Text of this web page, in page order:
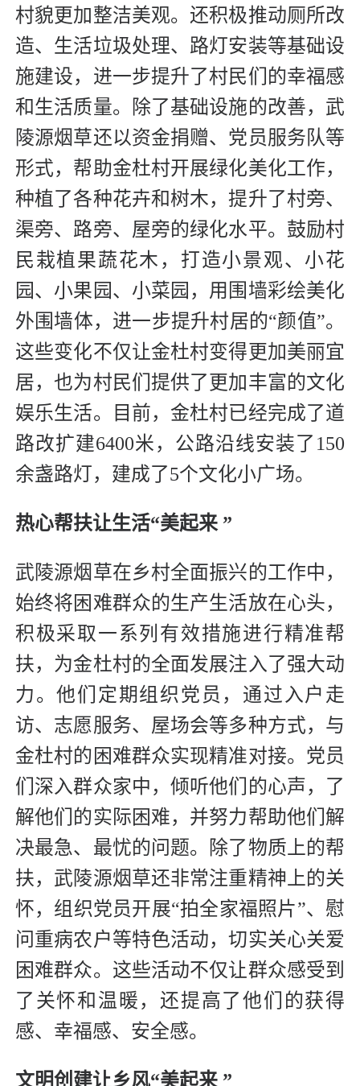
村貌更加整洁美观。还积极推动厕所改
造、生活垃圾处理、路灯安装等基础设
施建设，进一步提升了村民们的幸福感
和生活质量。除了基础设施的改善，武
陵源烟草还以资金捐赠、党员服务队等
形式，帮助金杜村开展绿化美化工作，
种植了各种花卉和树木，提升了村旁、
渠旁、路旁、屋旁的绿化水平。鼓励村
民栽植果蔬花木，打造小景观、小花
园、小果园、小菜园，用围墙彩绘美化
外围墙体，进一步提升村居的“颜值”。
这些变化不仅让金杜村变得更加美丽宜
居，也为村民们提供了更加丰富的文化
娱乐生活。目前，金杜村已经完成了道
路改扩建6400米，公路沿线安装了150
余盏路灯，建成了5个文化小广场。
热心帮扶让生活“美起来 ”
武陵源烟草在乡村全面振兴的工作中，
始终将困难群众的生产生活放在心头，
积极采取一系列有效措施进行精准帮
扶，为金杜村的全面发展注入了强大动
力。他们定期组织党员，通过入户走
访、志愿服务、屋场会等多种方式，与
金杜村的困难群众实现精准对接。党员
们深入群众家中，倾听他们的心声，了
解他们的实际困难，并努力帮助他们解
决最急、最忧的问题。除了物质上的帮
扶，武陵源烟草还非常注重精神上的关
怀，组织党员开展“拍全家福照片”、慰
问重病农户等特色活动，切实关心关爱
困难群众。这些活动不仅让群众感受到
了关怀和温暖，还提高了他们的获得
感、幸福感、安全感。
文明创建让乡风“美起来 ”